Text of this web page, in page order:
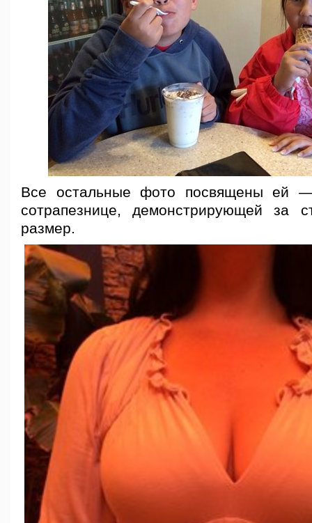
Все остальные фото посвящены ей
сотрапезнице, демонстрирующей за
размер.